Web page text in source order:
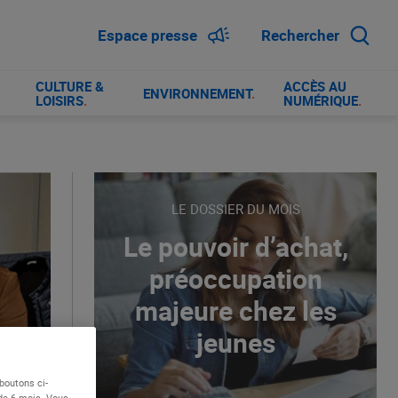
Espace presse Rechercher
CULTURE &
LOISIRS. ENVIRONNEMENT.
ACCÈS AU
NUMÉRIQUE.
LE DOSSIER DU MOIS
Le pouvoir d’achat,
préoccupation
majeure chez les
jeunes
ci-